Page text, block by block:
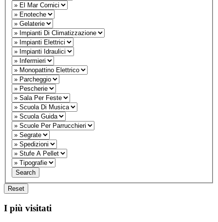
I più visitati